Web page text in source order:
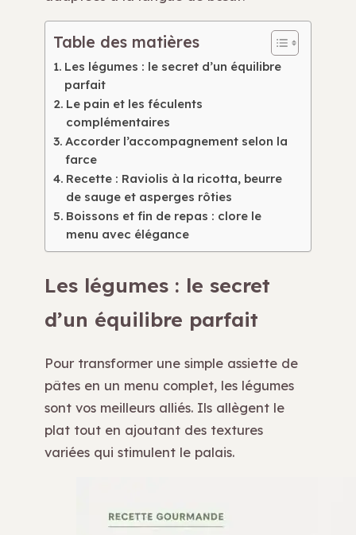
Table des matières
Les légumes : le secret d’un équilibre
parfait
Le pain et les féculents
complémentaires
Accorder l’accompagnement selon la
farce
Recette : Raviolis à la ricotta, beurre
de sauge et asperges rôties
Boissons et fin de repas : clore le
menu avec élégance
Les légumes : le secret
d’un équilibre parfait
Pour transformer une simple assiette de
pâtes en un menu complet, les légumes
sont vos meilleurs alliés. Ils allègent le
plat tout en ajoutant des textures
variées qui stimulent le palais.